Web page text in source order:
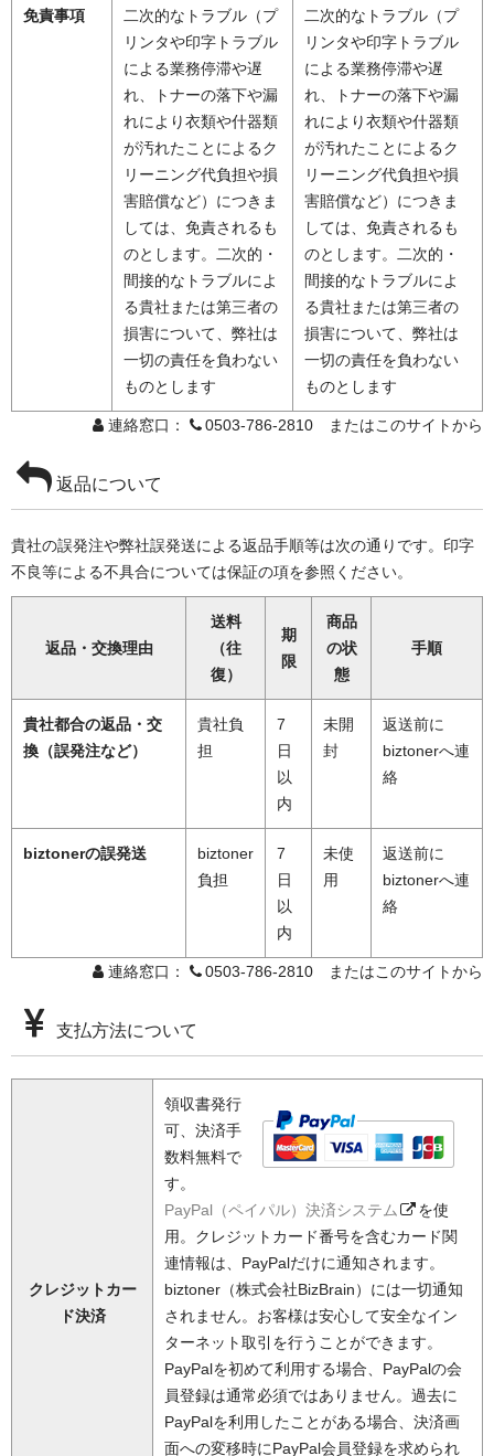
免責事項
二次的なトラブル（プ
リンタや印字トラブル
による業務停滞や遅
れ、トナーの落下や漏
れにより衣類や什器類
が汚れたことによるク
リーニング代負担や損
害賠償など）につきま
しては、免責されるも
のとします。二次的・
間接的なトラブルによ
る貴社または第三者の
損害について、弊社は
一切の責任を負わない
ものとします
二次的なトラブル（プ
リンタや印字トラブル
による業務停滞や遅
れ、トナーの落下や漏
れにより衣類や什器類
が汚れたことによるク
リーニング代負担や損
害賠償など）につきま
しては、免責されるも
のとします。二次的・
間接的なトラブルによ
る貴社または第三者の
損害について、弊社は
一切の責任を負わない
ものとします
連絡窓口： 0503-786-2810 またはこのサイトから
返品について
貴社の誤発注や弊社誤発送による返品手順等は次の通りです。印字
不良等による不具合については保証の項を参照ください。
返品・交換理由
送料
（往
復）
期
限
商品
の状
態
手順
貴社都合の返品・交
換（誤発注など）
貴社負
担
7
日
以
内
未開
封
返送前に
biztonerへ連
絡
biztonerの誤発送
biztoner
負担
7
日
以
内
未使
用
返送前に
biztonerへ連
絡
連絡窓口： 0503-786-2810 またはこのサイトから
支払方法について
クレジットカー
ド決済
領収書発行
可、決済手
数料無料で
す。
PayPal（ペイパル）決済システム
を使
用。クレジットカード番号を含むカード関
連情報は、PayPalだけに通知されます。
biztoner（株式会社BizBrain）には一切通知
されません。お客様は安心して安全なイン
ターネット取引を行うことができます。
PayPalを初めて利用する場合、PayPalの会
員登録は通常必須ではありません。過去に
PayPalを利用したことがある場合、決済画
面への変移時にPayPal会員登録を求められ